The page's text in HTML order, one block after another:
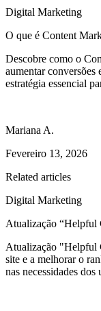
Digital Marketing
O que é Content
Descobre como o
aumentar conversões
estratégia essencial
Mariana A.
Fevereiro 13, 2026
Related articles
Digital Marketing
Atualização “Helpful
Atualização "Helpful
site e a melhorar o
nas necessidades dos